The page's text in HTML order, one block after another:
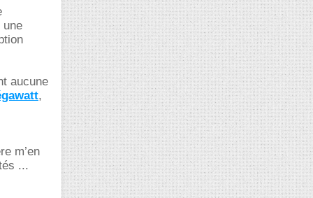
une
aucune
,
m’en
...